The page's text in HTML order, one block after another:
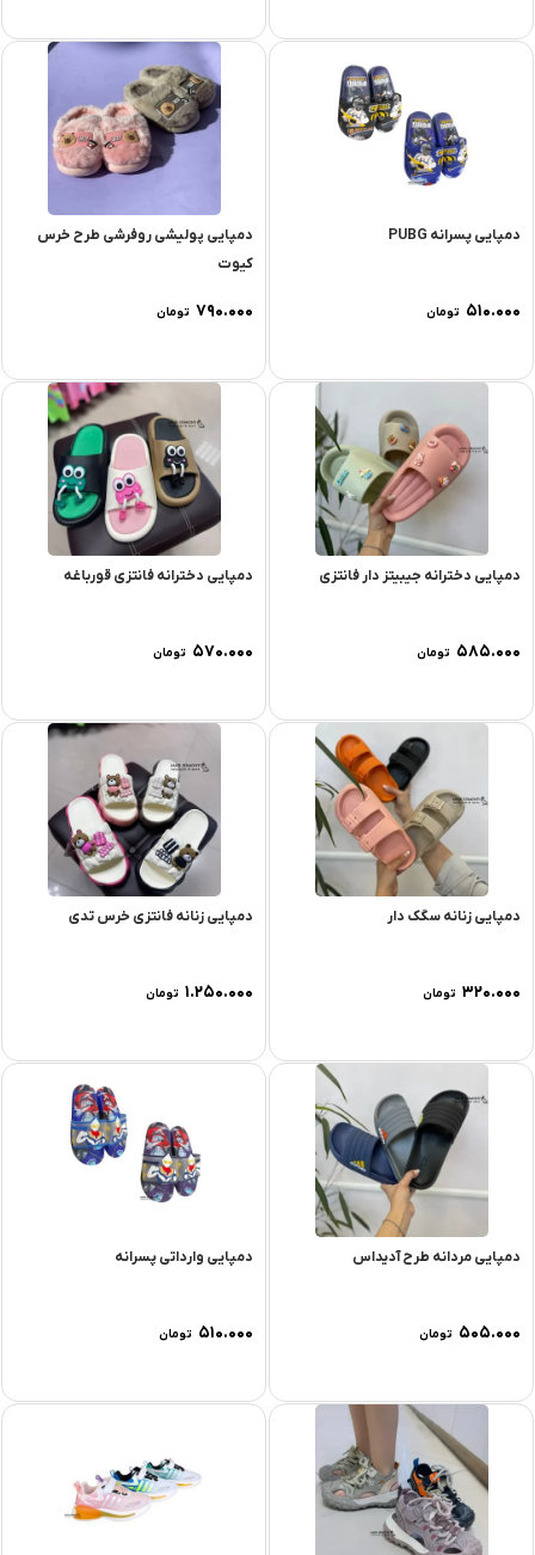
دمپایی پسرانه PUBG
۵۱۰.۰۰۰ تومان
دمپایی پولیشی روفرشی طرح خرس
کیوت
۷۹۰.۰۰۰ تومان
دمپایی دخترانه جیبیتز دار فانتزی
۵۸۵.۰۰۰ تومان
دمپایی دخترانه فانتزی قورباغه
۵۷۰.۰۰۰ تومان
دمپایی زنانه سگک دار
۳۲۰.۰۰۰ تومان
دمپایی زنانه فانتزی خرس تدی
۱.۲۵۰.۰۰۰ تومان
دمپایی مردانه طرح آدیداس
۵۰۵.۰۰۰ تومان
دمپایی وارداتی پسرانه
۵۱۰.۰۰۰ تومان